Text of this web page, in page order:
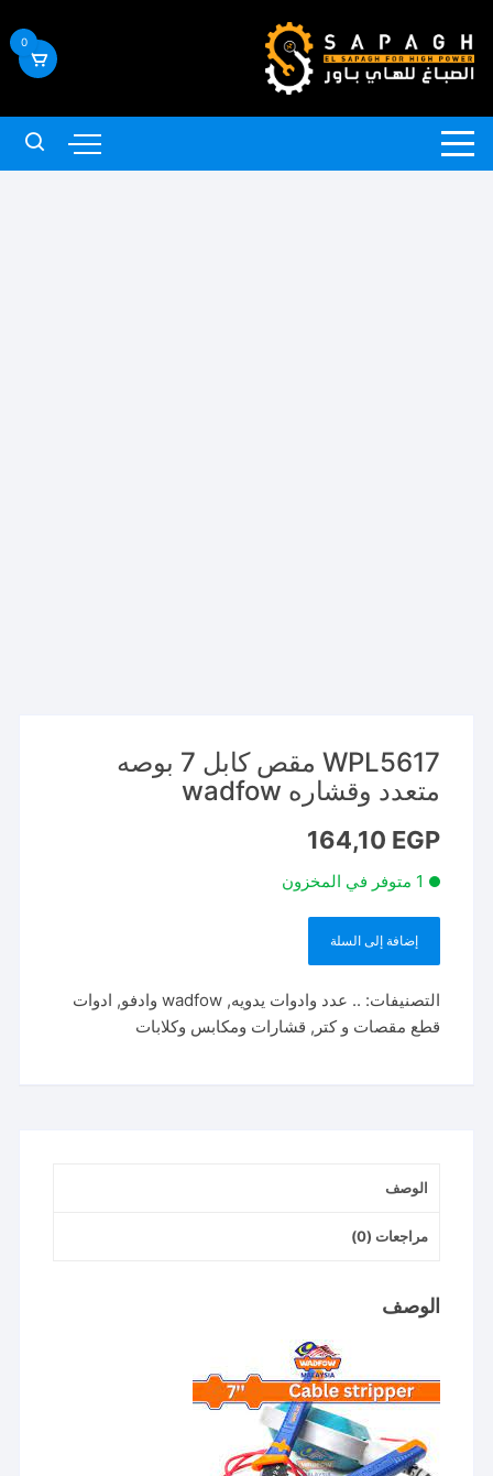
إلى
المحتوى
0
WPL5617 مقص كابل 7 بوصه
متعدد وقشاره wadfow
164,10 EGP
1 متوفر في المخزون
كمية
مقص
كابل
إضافة إلى السلة
التصنيفات: .. عدد وادوات يدويه,wadfow وادفو , ادوات
قطع مقصات و كتر , قشارات ومكابس وكلابات
الوصف
مراجعات (0)
الوصف